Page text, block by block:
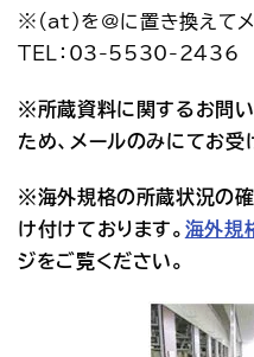
※(at)を@に置き換えてメ
TEL：03-5530-2436
※所蔵資料に関するお問
ため、メールのみにてお受
※海外規格の所蔵状況の確
け付けております。 海外規
ジをご覧ください。